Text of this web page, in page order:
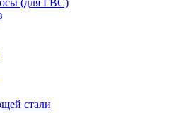
(для ГВС)
стали